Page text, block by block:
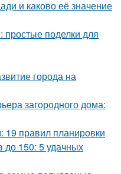
и каково её значение
поделки для
города на
загородного дома:
19 правил планировки
150: 5 удачных